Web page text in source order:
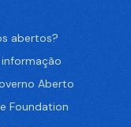
abertos?
Aberto
Foundation